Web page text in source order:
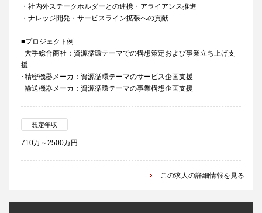
・社内外ステークホルダーとの連携・アライアンス推進
・ナレッジ開発・サービスライン拡張への貢献
■プロジェクト例
･大手総合商社：資源循環テーマでの構想策定および事業立ち上げ支
援
･精密機器メーカ：資源循環テーマのサービス企画支援
･輸送機器メーカ：資源循環テーマの事業構想企画支援
想定年収
710万～2500万円
この求人の詳細情報を見る